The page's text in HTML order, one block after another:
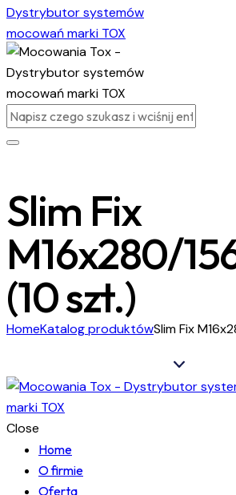
Slim Fix
M16x280/
(10 szt.)
HomeKatalog produktówSlim Fix
Close
Home
O firmie
Oferta